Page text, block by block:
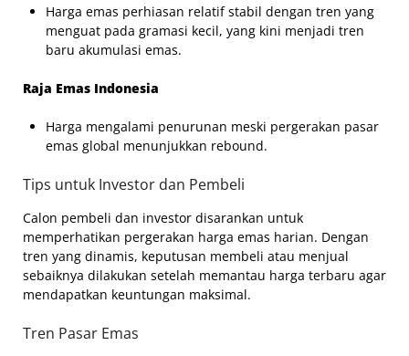
Harga emas perhiasan relatif stabil dengan tren yang
menguat pada gramasi kecil, yang kini menjadi tren
baru akumulasi emas.
Raja Emas Indonesia
Harga mengalami penurunan meski pergerakan pasar
emas global menunjukkan rebound.
Tips untuk Investor dan Pembeli
Calon pembeli dan investor disarankan untuk
memperhatikan pergerakan harga emas harian. Dengan
tren yang dinamis, keputusan membeli atau menjual
sebaiknya dilakukan setelah memantau harga terbaru agar
mendapatkan keuntungan maksimal.
Tren Pasar Emas